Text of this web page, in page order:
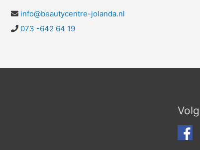
info@beautycentre-jolanda.nl
073 -642 64 19